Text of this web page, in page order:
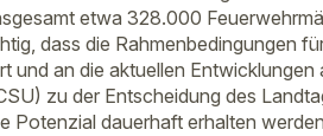
etwa 328.000
dass die Rahmenbedingungen
und an die aktuellen
zu der Entscheidung des
Potenzial dauerhaft erhalten